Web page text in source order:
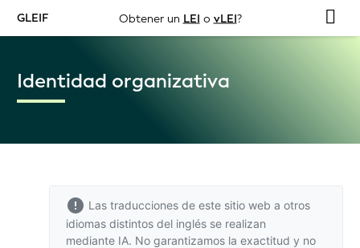
GLEIF Obtener un LEI o vLEI?
Identidad organizativa
Las traducciones de este sitio web a otros
idiomas distintos del inglés se realizan
mediante IA. No garantizamos la exactitud y no